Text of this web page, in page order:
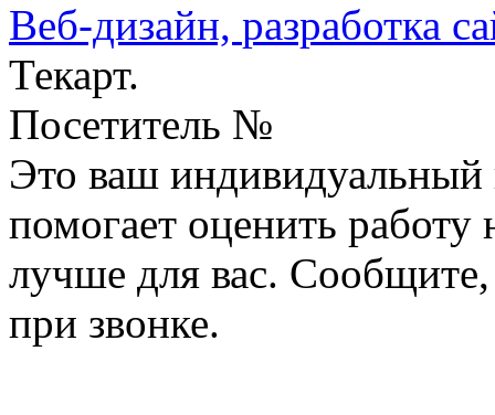
Веб-дизайн, разработка
Текарт.
Посетитель №
Это ваш
помогает оценить работу
лучше для вас.
при звонке.